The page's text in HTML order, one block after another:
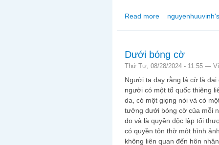
Read more about CỜ VÀNG:
Dưới bóng cờ
Thứ Tư, 08/28/2024 - 11:55 —
Người ta dạy rằng lá cờ là
người có một tổ quốc thiêng
da, có một giọng nói và có
tưởng dưới bóng cờ của mỗi
do và là quyền độc lập tối
có quyền tôn thờ một hình
không liên quan đến hôn